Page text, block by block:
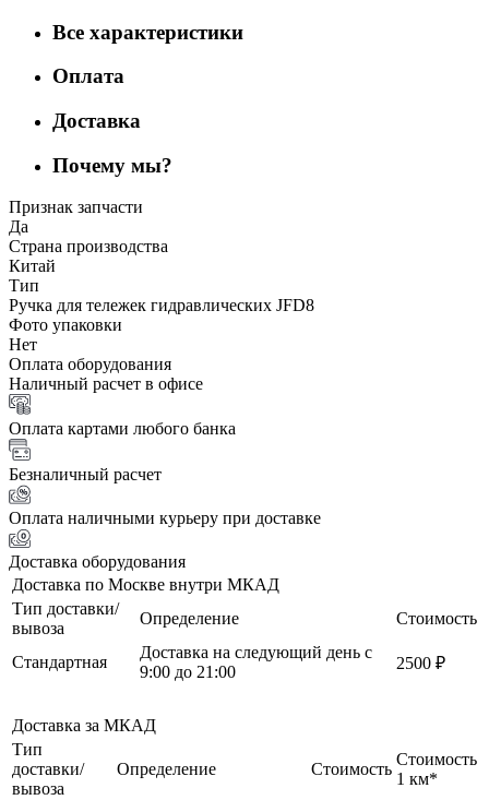
Все характеристики
Оплата
Доставка
Почему мы?
Признак запчасти
Да
Страна производства
Китай
Тип
Ручка для тележек гидравлических JFD8
Фото упаковки
Нет
Оплата оборудования
Наличный расчет в офисе
Оплата картами любого банка
Безналичный расчет
Оплата наличными курьеру при доставке
Доставка оборудования
Доставка по Москве внутри МКАД
Тип доставки/
вывоза
Определение Стоимость
Стандартная
Доставка на следующий день с
9:00 до 21:00
2500 ₽
Доставка за МКАД
Тип
доставки/
вывоза
Определение Стоимость
Стоимость
1 км*